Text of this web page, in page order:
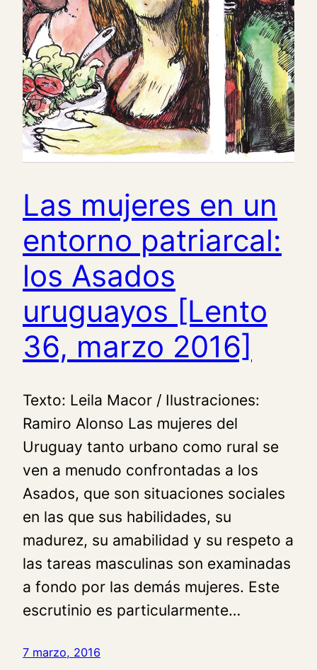
Las mujeres en un
entorno patriarcal:
los Asados
uruguayos [Lento
36, marzo 2016]
Texto: Leila Macor / Ilustraciones:
Ramiro Alonso Las mujeres del
Uruguay tanto urbano como rural se
ven a menudo confrontadas a los
Asados, que son situaciones sociales
en las que sus habilidades, su
madurez, su amabilidad y su respeto a
las tareas masculinas son examinadas
a fondo por las demás mujeres. Este
escrutinio es particularmente…
7 marzo, 2016